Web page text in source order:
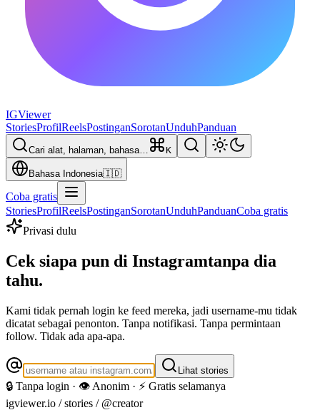
IGViewer
StoriesProfilReelsPostinganSorotanUnduhPanduan
Cari alat, halaman, bahasa… K
Bahasa Indonesia🇮🇩
Coba gratis
StoriesProfilReelsPostinganSorotanUnduhPanduanCoba gratis
Privasi dulu
Cek siapa pun di Instagramtanpa dia
tahu.
Kami tidak pernah login ke feed mereka, jadi username-mu tidak
dicatat sebagai penonton. Tanpa notifikasi. Tanpa permintaan
follow. Tidak ada apa-apa.
Lihat stories
🔒 Tanpa login · 👁️ Anonim · ⚡ Gratis selamanya
igviewer.io /stories / @creator